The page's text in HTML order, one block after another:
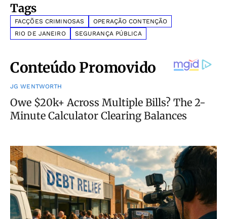
Tags
FACÇÕES CRIMINOSAS
OPERAÇÃO CONTENÇÃO
RIO DE JANEIRO
SEGURANÇA PÚBLICA